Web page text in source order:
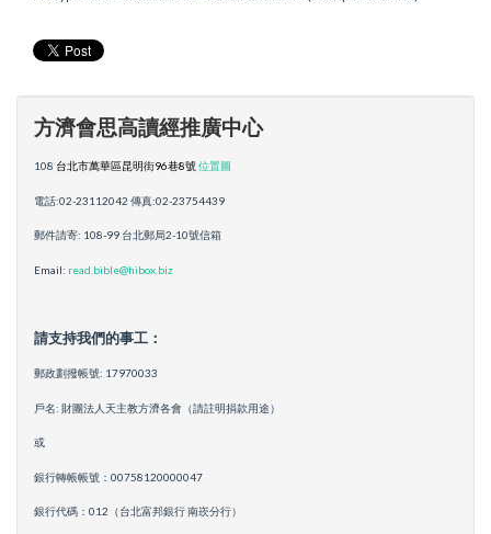
方濟會思高讀經推廣中心
108 台北市萬華區昆明街96巷8號位置圖
電話:02-23112042 傳真:02-23754439
郵件請寄: 108-99 台北郵局2-10號信箱
Email: read.bible@hibox.biz
請支持我們的事工：
郵政劃撥帳號: 17970033
戶名: 財團法人天主教方濟各會（請註明捐款用途）
或
銀行轉帳帳號：00758120000047
銀行代碼：012（台北富邦銀行 南崁分行）